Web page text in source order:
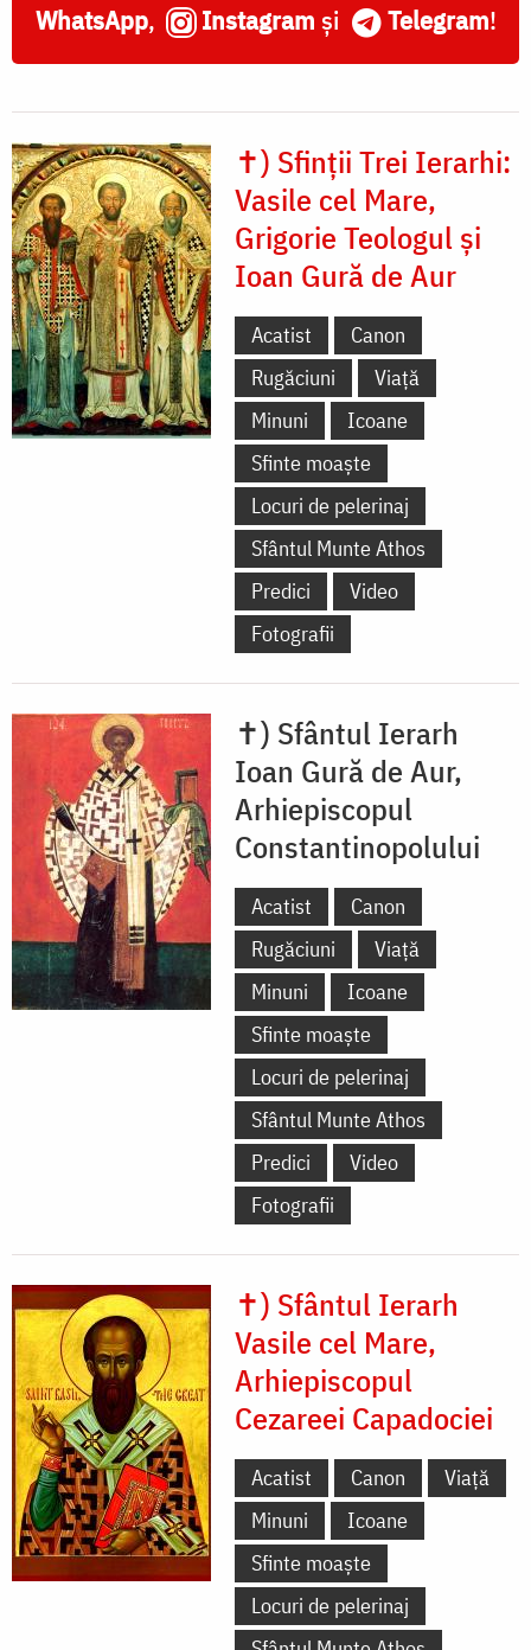
WhatsApp, Instagram și Telegram!
✝) Sfinții Trei Ierarhi:
Vasile cel Mare,
Grigorie Teologul și
Ioan Gură de Aur
Acatist
Canon
Rugăciuni
Viață
Minuni
Icoane
Sfinte moaște
Locuri de pelerinaj
Sfântul Munte Athos
Predici
Video
Fotografii
✝) Sfântul Ierarh
Ioan Gură de Aur,
Arhiepiscopul
Constantinopolului
Acatist
Canon
Rugăciuni
Viață
Minuni
Icoane
Sfinte moaște
Locuri de pelerinaj
Sfântul Munte Athos
Predici
Video
Fotografii
✝) Sfântul Ierarh
Vasile cel Mare,
Arhiepiscopul
Cezareei Capadociei
Acatist Canon
Viață
Minuni
Icoane
Sfinte moaște
Locuri de pelerinaj